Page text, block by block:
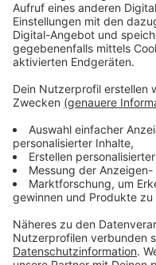
3,7 Prozent liegt. Die
Metropolen wie
VDP als
genannt.
Anzeige
Immobilienmarkt
Anzeige
Die aktuellen Zahlen
Immobilienmarkt